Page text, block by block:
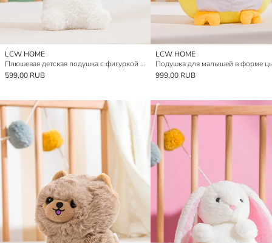
LCW HOME
Плюшевая детская подушка с фигуркой ягнёнка 20 см
599,00 RUB
LCW HOME
999,00 RUB